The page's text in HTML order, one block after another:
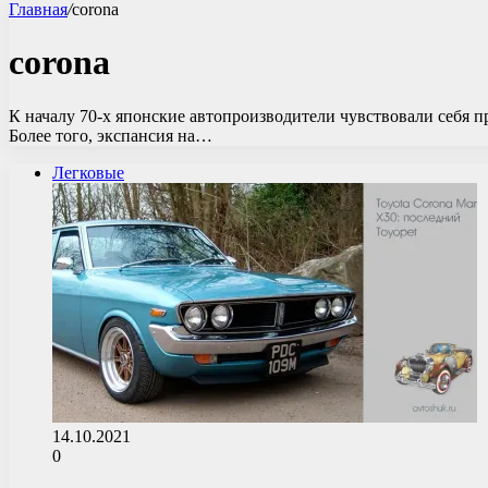
Главная/corona
corona
К началу 70-х японские автопроизводители чувствовали
Более того, экспансия на…
Легковые
14.10.2021
0